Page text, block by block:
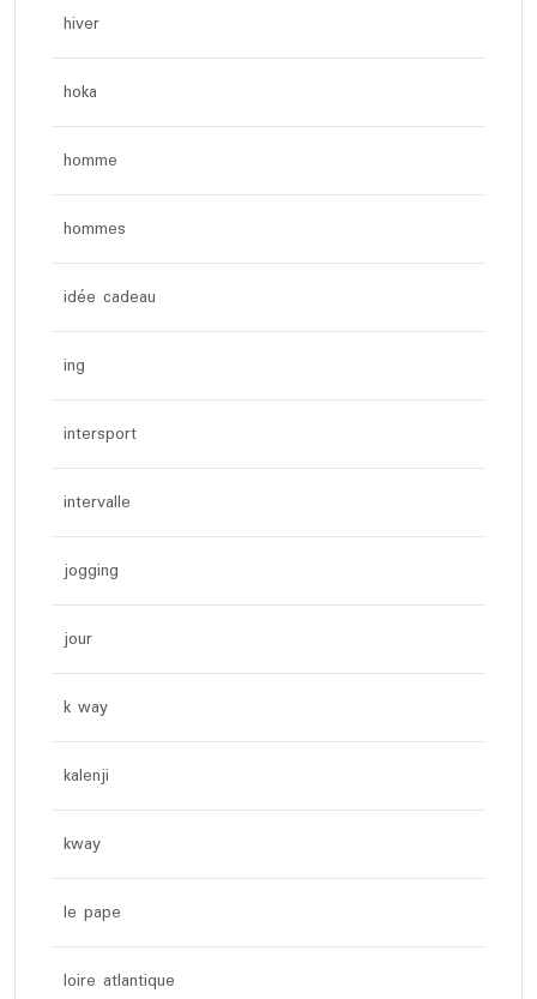
hiver
hoka
homme
hommes
idée cadeau
ing
intersport
intervalle
jogging
jour
k way
kalenji
kway
le pape
loire atlantique